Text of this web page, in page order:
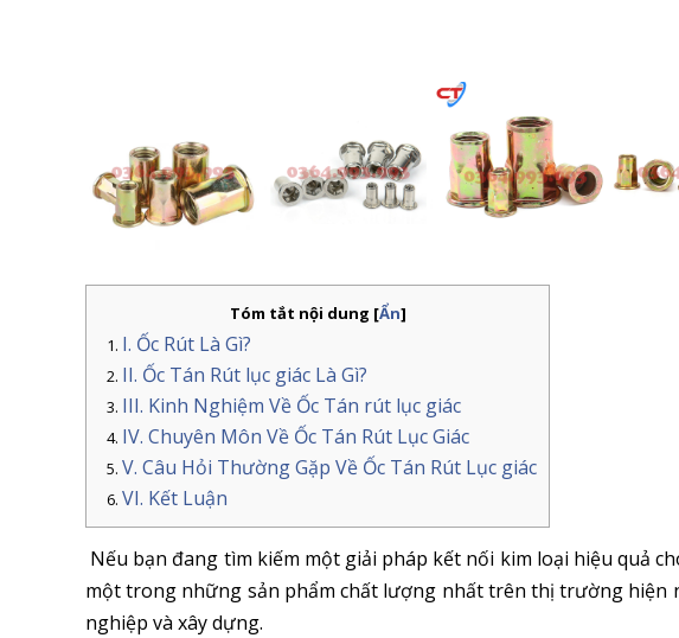
Tóm tắt nội dung [Ẩn]
I. Ốc Rút Là Gì?
II. Ốc Tán Rút lục giác Là Gì?
III. Kinh Nghiệm Về Ốc Tán rút lục giác
IV. Chuyên Môn Về Ốc Tán Rút Lục Giác
V. Câu Hỏi Thường Gặp Về Ốc Tán Rút Lục giác
VI. Kết Luận
Nếu bạn đang tìm kiếm một giải pháp kết nối kim loại hiệu quả
một trong những sản phẩm chất lượng nhất trên thị trường hiện
nghiệp và xây dựng.